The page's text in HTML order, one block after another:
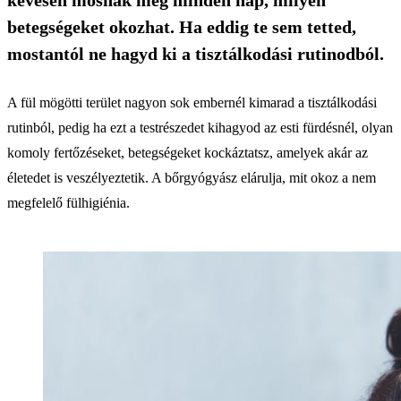
betegségeket okozhat. Ha eddig te sem tetted,
mostantól ne hagyd ki a tisztálkodási rutinodból.
A fül mögötti terület nagyon sok embernél kimarad a tisztálkodási
rutinból, pedig ha ezt a testrészedet kihagyod az esti fürdésnél, olyan
komoly fertőzéseket, betegségeket kockáztatsz, amelyek akár az
életedet is veszélyeztetik. A bőrgyógyász elárulja, mit okoz a nem
megfelelő fülhigiénia.